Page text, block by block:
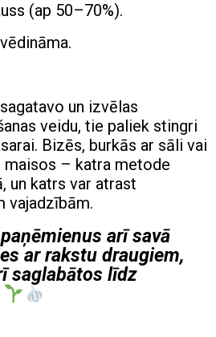
(ap 50–70%).
un izvēlas
veidu, tie paliek stingri
Bizēs, burkās ar sāli vai
– katra metode
un katrs var atrast
vajadzībām.
arī savā
ar rakstu draugiem,
saglabātos līdz